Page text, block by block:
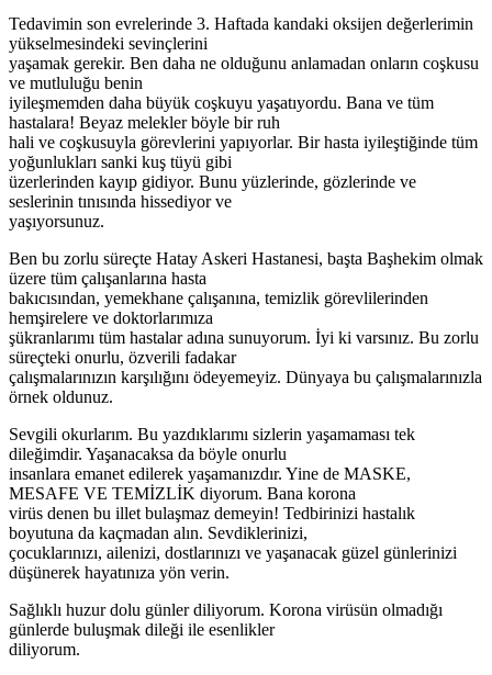
Tedavimin son evrelerinde 3. Haftada kandaki oksijen değerlerimin
yükselmesindeki sevinçlerini
yaşamak gerekir. Ben daha ne olduğunu anlamadan onların coşkusu
ve mutluluğu benin
iyileşmemden daha büyük coşkuyu yaşatıyordu. Bana ve tüm
hastalara! Beyaz melekler böyle bir ruh
hali ve coşkusuyla görevlerini yapıyorlar. Bir hasta iyileştiğinde tüm
yoğunlukları sanki kuş tüyü gibi
üzerlerinden kayıp gidiyor. Bunu yüzlerinde, gözlerinde ve
seslerinin tınısında hissediyor ve
yaşıyorsunuz.
Ben bu zorlu süreçte Hatay Askeri Hastanesi, başta Başhekim olmak
üzere tüm çalışanlarına hasta
bakıcısından, yemekhane çalışanına, temizlik görevlilerinden
hemşirelere ve doktorlarımıza
şükranlarımı tüm hastalar adına sunuyorum. İyi ki varsınız. Bu zorlu
süreçteki onurlu, özverili fadakar
çalışmalarınızın karşılığını ödeyemeyiz. Dünyaya bu çalışmalarınızla
örnek oldunuz.
Sevgili okurlarım. Bu yazdıklarımı sizlerin yaşamaması tek
dileğimdir. Yaşanacaksa da böyle onurlu
insanlara emanet edilerek yaşamanızdır. Yine de MASKE,
MESAFE VE TEMİZLİK diyorum. Bana korona
virüs denen bu illet bulaşmaz demeyin! Tedbirinizi hastalık
boyutuna da kaçmadan alın. Sevdiklerinizi,
çocuklarınızı, ailenizi, dostlarınızı ve yaşanacak güzel günlerinizi
düşünerek hayatınıza yön verin.
Sağlıklı huzur dolu günler diliyorum. Korona virüsün olmadığı
günlerde buluşmak dileği ile esenlikler
diliyorum.